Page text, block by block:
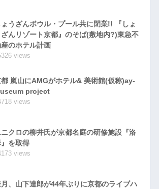
ょうざんボウル・プール共に閉業!! 『しょ
ざんリゾート京都』のそば(敷地内?)東急不
のホテル計画
views
嵐山にAMGがホテル& 美術館(仮称)ay-
project
views
クロの柳井氏が京都名庭の研修施設『洛
を取得
views
、山下達郎が44年ぶりに京都のライブハ